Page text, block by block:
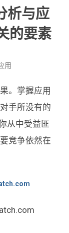
析与应
的要素
用
。掌握应用
手所没有的
从中受益匪
竞争依然在